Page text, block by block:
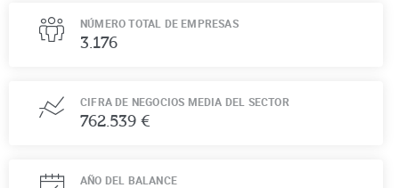
NÚMERO TOTAL DE EMPRESAS
3.176
CIFRA DE NEGOCIOS MEDIA DEL SECTOR
762.539 €
AÑO DEL BALANCE